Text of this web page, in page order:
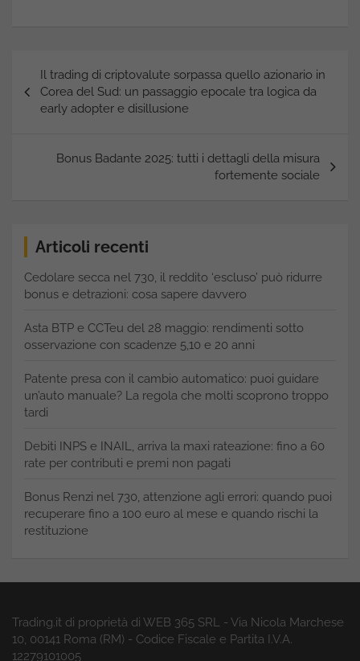
Navigazione
articoli
Il trading di criptovalute sorpassa quello azionario in
Corea del Sud: un passaggio epocale tra logica da
early adopter e disillusione
Bonus Badante 2025: tutti i dettagli della misura
fortemente sociale
Articoli recenti
Cedolare secca nel 730, il reddito ‘escluso’ può ridurre
bonus e detrazioni: cosa sapere davvero
Asta BTP e CCTeu del 28 maggio: rendimenti sotto
osservazione con scadenze 5,10 e 20 anni
Patente presa con il cambio automatico: puoi guidare
un’auto manuale? La regola che molti scoprono troppo
tardi
Debiti INPS e INAIL, arriva la maxi rateazione: fino a 60
rate per contributi e premi non pagati
Bonus Renzi nel 730, attenzione agli errori: quando puoi
recuperare fino a 100 euro al mese e quando rischi la
restituzione
Trading.it di proprietà di WEB 365 SRL - Via Nicola Marchese
10, 00141 Roma (RM) - Codice Fiscale e Partita I.V.A.
12279101005